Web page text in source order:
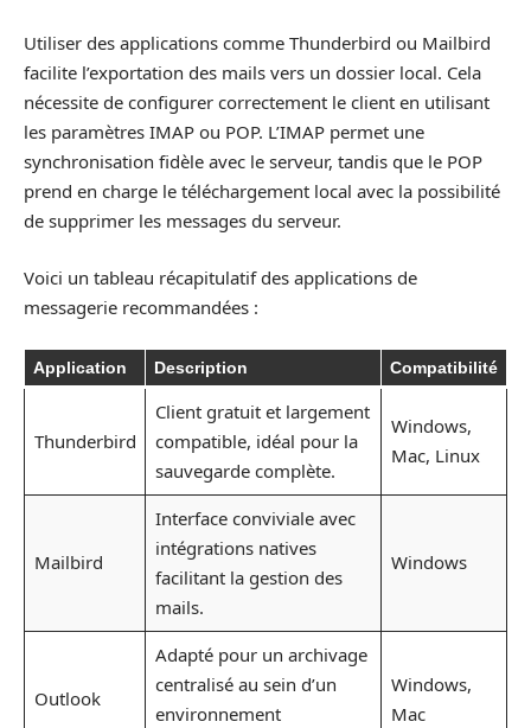
Utiliser des applications comme Thunderbird ou Mailbird
facilite l’exportation des mails vers un dossier local. Cela
nécessite de configurer correctement le client en utilisant
les paramètres IMAP ou POP. L’IMAP permet une
synchronisation fidèle avec le serveur, tandis que le POP
prend en charge le téléchargement local avec la possibilité
de supprimer les messages du serveur.
Voici un tableau récapitulatif des applications de
messagerie recommandées :
Application Description Compatibilité
Thunderbird
Client gratuit et largement
compatible, idéal pour la
sauvegarde complète.
Windows,
Mac, Linux
Mailbird
Interface conviviale avec
intégrations natives
facilitant la gestion des
mails.
Windows
Outlook
Adapté pour un archivage
centralisé au sein d’un
environnement
Windows,
Mac